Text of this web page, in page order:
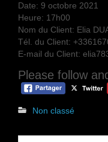
Date: 9 octobre 2021
Heure: 17h00
Nom du Client: Elia
Tél. du Client:
E-mail du Client:
Please follow
Non classé